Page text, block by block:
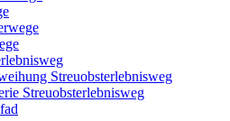
Streuobsterlebnisweg
Streuobsterlebnisweg